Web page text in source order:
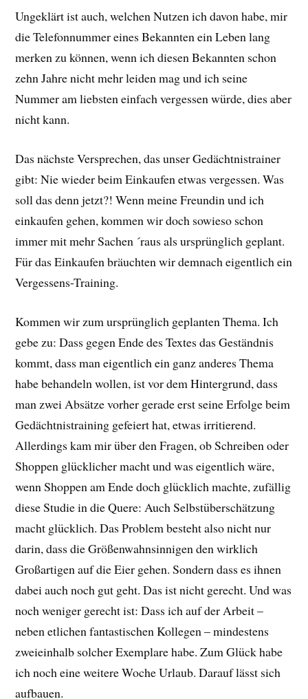
Ungeklärt ist auch, welchen Nutzen ich davon habe, mir
die Telefonnummer eines Bekannten ein Leben lang
merken zu können, wenn ich diesen Bekannten schon
zehn Jahre nicht mehr leiden mag und ich seine
Nummer am liebsten einfach vergessen würde, dies aber
nicht kann.
Das nächste Versprechen, das unser Gedächtnistrainer
gibt: Nie wieder beim Einkaufen etwas vergessen. Was
soll das denn jetzt?! Wenn meine Freundin und ich
einkaufen gehen, kommen wir doch sowieso schon
immer mit mehr Sachen ´raus als ursprünglich geplant.
Für das Einkaufen bräuchten wir demnach eigentlich ein
Vergessens-Training.
Kommen wir zum ursprünglich geplanten Thema. Ich
gebe zu: Dass gegen Ende des Textes das Geständnis
kommt, dass man eigentlich ein ganz anderes Thema
habe behandeln wollen, ist vor dem Hintergrund, dass
man zwei Absätze vorher gerade erst seine Erfolge beim
Gedächtnistraining gefeiert hat, etwas irritierend.
Allerdings kam mir über den Fragen, ob Schreiben oder
Shoppen glücklicher macht und was eigentlich wäre,
wenn Shoppen am Ende doch glücklich machte, zufällig
diese Studie in die Quere: Auch Selbstüberschätzung
macht glücklich. Das Problem besteht also nicht nur
darin, dass die Größenwahnsinnigen den wirklich
Großartigen auf die Eier gehen. Sondern dass es ihnen
dabei auch noch gut geht. Das ist nicht gerecht. Und was
noch weniger gerecht ist: Dass ich auf der Arbeit –
neben etlichen fantastischen Kollegen – mindestens
zweieinhalb solcher Exemplare habe. Zum Glück habe
ich noch eine weitere Woche Urlaub. Darauf lässt sich
aufbauen.